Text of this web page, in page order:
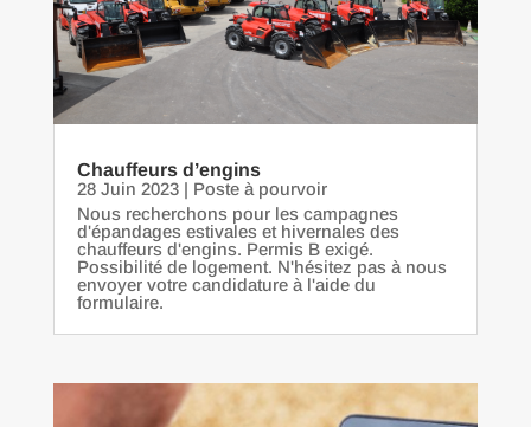
Chauffeurs d’engins
28 Juin 2023| Poste à pourvoir
Nous recherchons pour les campagnes
d'épandages estivales et hivernales des
chauffeurs d'engins. Permis B exigé.
Possibilité de logement. N'hésitez pas à nous
envoyer votre candidature à l'aide du
formulaire.